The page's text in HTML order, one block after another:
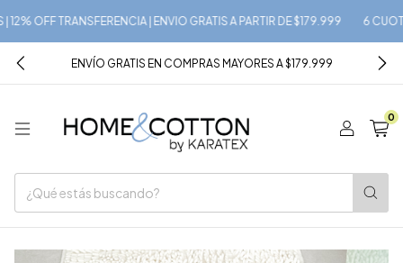
OFF TRANSFERENCIA | ENVIO GRATIS A PARTIR DE $179.999 6
ENVÍO GRATIS EN COMPRAS MAYORES A $179.999
0